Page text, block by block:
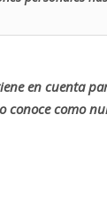
en cuenta
como